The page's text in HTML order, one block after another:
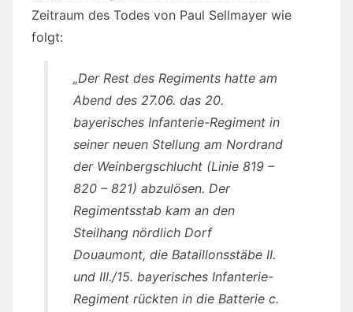
Zeitraum des Todes von Paul Sellmayer wie
folgt:
„Der Rest des Regiments hatte am
Abend des 27.06. das 20.
bayerisches Infanterie-Regiment in
seiner neuen Stellung am Nordrand
der Weinbergschlucht (Linie 819 –
820 – 821) abzulösen. Der
Regimentsstab kam an den
Steilhang nördlich Dorf
Douaumont, die Bataillonsstäbe II.
und III./15. bayerisches Infanterie-
Regiment rückten in die Batterie c.